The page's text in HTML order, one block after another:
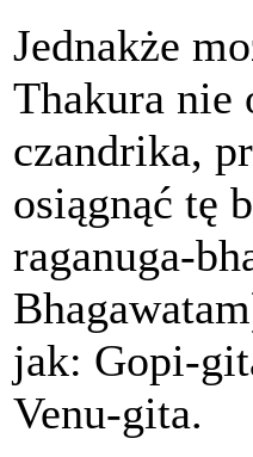
Jednakże
Thakura nie
czandrika,
osiągnąć tę
raganuga-
jak: Gopi-
Venu-gita.